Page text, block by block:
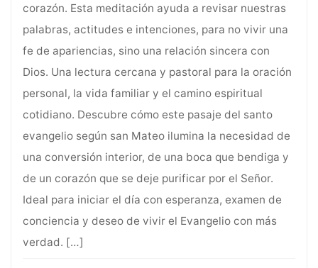
corazón. Esta meditación ayuda a revisar nuestras
palabras, actitudes e intenciones, para no vivir una
fe de apariencias, sino una relación sincera con
Dios. Una lectura cercana y pastoral para la oración
personal, la vida familiar y el camino espiritual
cotidiano. Descubre cómo este pasaje del santo
evangelio según san Mateo ilumina la necesidad de
una conversión interior, de una boca que bendiga y
de un corazón que se deje purificar por el Señor.
Ideal para iniciar el día con esperanza, examen de
conciencia y deseo de vivir el Evangelio con más
verdad. […]